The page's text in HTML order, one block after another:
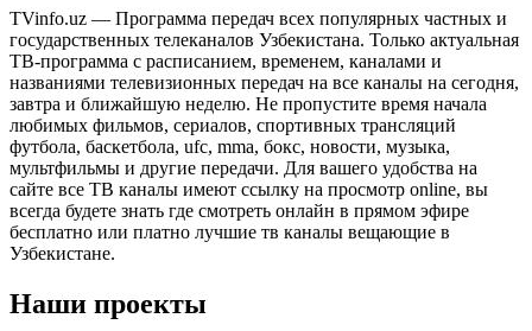
TVinfo.uz — Программа передач всех популярных частных и
государственных телеканалов Узбекистана. Только актуальная
ТВ-программа с расписанием, временем, каналами и
названиями телевизионных передач на все каналы на сегодня,
завтра и ближайшую неделю. Не пропустите время начала
любимых фильмов, сериалов, спортивных трансляций
футбола, баскетбола, ufc, mma, бокс, новости, музыка,
мультфильмы и другие передачи. Для вашего удобства на
сайте все ТВ каналы имеют ссылку на просмотр online, вы
всегда будете знать где смотреть онлайн в прямом эфире
бесплатно или платно лучшие тв каналы вещающие в
Узбекистане.
Наши проекты